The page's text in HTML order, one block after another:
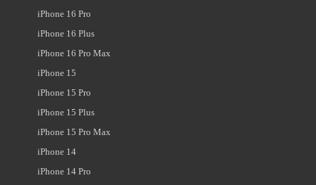
iPhone 16 Pro
iPhone 16 Plus
iPhone 16 Pro Max
iPhone 15
iPhone 15 Pro
iPhone 15 Plus
iPhone 15 Pro Max
iPhone 14
iPhone 14 Pro